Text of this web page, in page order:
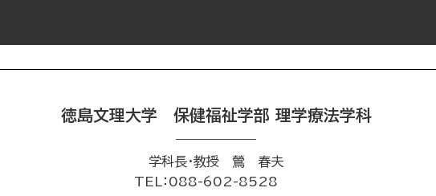
徳島文理大学 保健福祉学部 理学療法学科
学科長・教授 鶯 春夫
TEL
：088-602-8528